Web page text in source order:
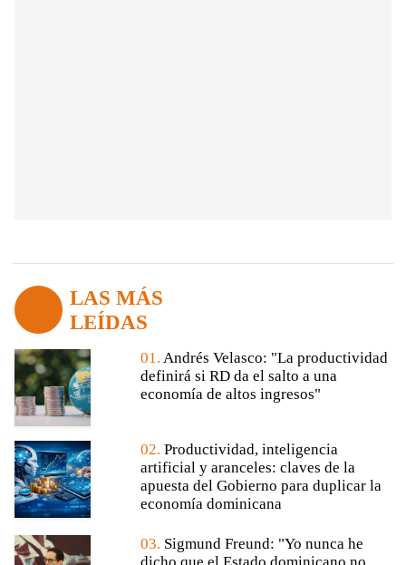
LAS MÁS
LEÍDAS
01. Andrés Velasco: "La productividad
definirá si RD da el salto a una
economía de altos ingresos"
02. Productividad, inteligencia
artificial y aranceles: claves de la
apuesta del Gobierno para duplicar la
economía dominicana
03. Sigmund Freund: "Yo nunca he